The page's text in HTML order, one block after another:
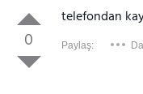
0
telefondan
Paylaş: